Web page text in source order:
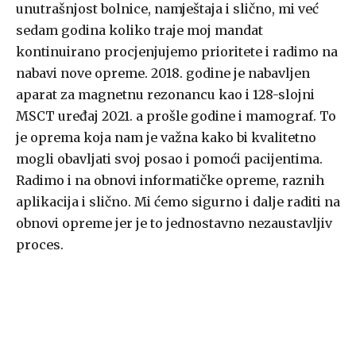
unutrašnjost bolnice, namještaja i slično, mi već
sedam godina koliko traje moj mandat
kontinuirano procjenjujemo prioritete i radimo na
nabavi nove opreme. 2018. godine je nabavljen
aparat za magnetnu rezonancu kao i 128-slojni
MSCT uređaj 2021. a prošle godine i mamograf. To
je oprema koja nam je važna kako bi kvalitetno
mogli obavljati svoj posao i pomoći pacijentima.
Radimo i na obnovi informatičke opreme, raznih
aplikacija i slično. Mi ćemo sigurno i dalje raditi na
obnovi opreme jer je to jednostavno nezaustavljiv
proces.